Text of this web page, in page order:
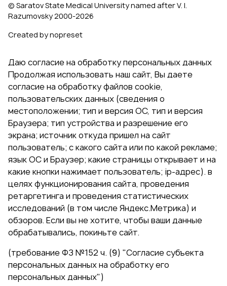
© Saratov State Medical University named after V. I.
Razumovsky 2000‑2026
Created by nopreset
Даю согласие на обработку персональных данных
Продолжая использовать наш сайт, Вы даете
согласие на обработку файлов cookie,
пользовательских данных (сведения о
местоположении; тип и версия ОС, тип и версия
Браузера; тип устройства и разрешение его
экрана; источник откуда пришел на сайт
пользователь; с какого сайта или по какой рекламе;
язык ОС и Браузер; какие страницы открывает и на
какие кнопки нажимает пользователь; ip-адрес). в
целях функционирования сайта, проведения
ретаргетинга и проведения статистических
исследований (в том числе Яндекс.Метрика) и
обзоров. Если вы не хотите, чтобы ваши данные
обрабатывались, покиньте сайт.
(требование ФЗ №152 ч. (9) "Согласие субъекта
персональных данных на обработку его
персональных данных")